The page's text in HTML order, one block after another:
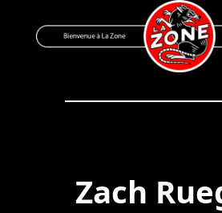
to
Bienvenue à La Zone
Zone de Cultures
Zach